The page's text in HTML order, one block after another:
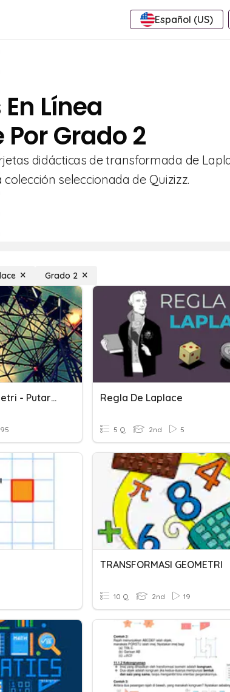
Español (US)
Línea
Grado 2
didácticas de transformada de
seleccionada de Quizizz.
Grado 2
Transformasi Isometri - Putaran Regla De Laplace
5 Q 2nd 5
TRANSFORMASI GEOMETRI
10 Q 2nd 19